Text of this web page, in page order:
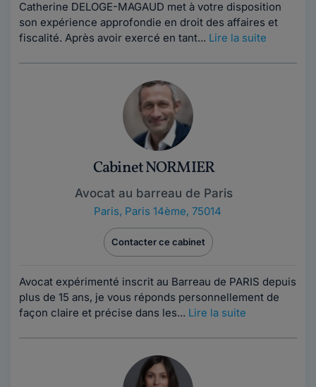
Catherine DELOGE-MAGAUD met à votre disposition
son expérience approfondie en droit des affaires et
fiscalité. Après avoir exercé en tant... Lire la suite
Cabinet NORMIER
Avocat au barreau de Paris
Paris, Paris 14ème, 75014
Contacter ce cabinet
Avocat expérimenté inscrit au Barreau de PARIS depuis
plus de 15 ans, je vous réponds personnellement de
façon claire et précise dans les... Lire la suite